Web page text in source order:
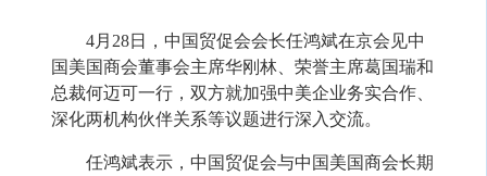
4月28日，中国贸促会会长任鸿斌在京会见中
国美国商会董事会主席华刚林、荣誉主席葛国瑞和
总裁何迈可一行，双方就加强中美企业务实合作、
深化两机构伙伴关系等议题进行深入交流。
任鸿斌表示，中国贸促会与中国美国商会长期